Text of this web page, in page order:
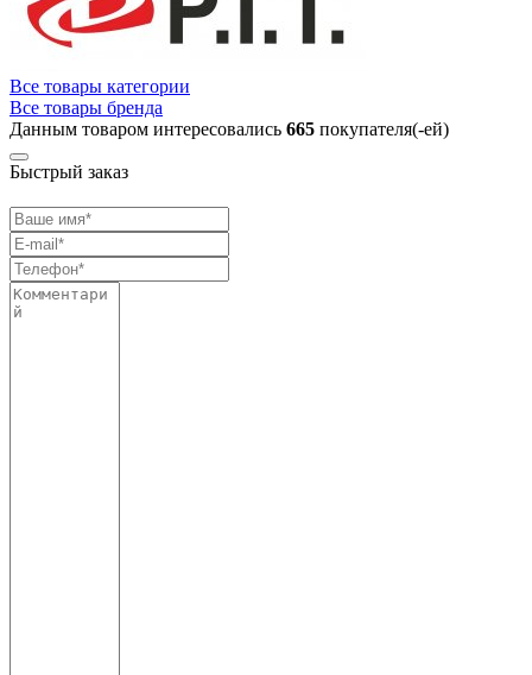
Все товары категории
Все товары бренда
Данным товаром интересовались 665 покупателя(-ей)
Быстрый заказ